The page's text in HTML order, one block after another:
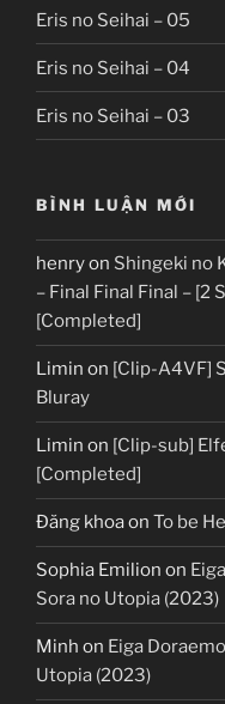
Eris no Seihai – 05
Eris no Seihai – 04
Eris no Seihai – 03
BÌNH LUẬN MỚI
henryon Shingeki no
– Final Final Final – [2
[Completed]
Limin on [Clip-A4VF]
Bluray
Limin on [Clip-sub]
[Completed]
Đăng khoaon To be
Sophia Emilion on
Sora no Utopia (2023)
Minh on Eiga
Utopia (2023)